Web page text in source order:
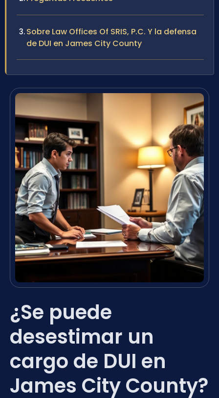
Sobre Law Offices Of SRIS, P.C. Y la defensa
de DUI en James City County
¿Se puede
desestimar un
cargo de DUI en
James City County?